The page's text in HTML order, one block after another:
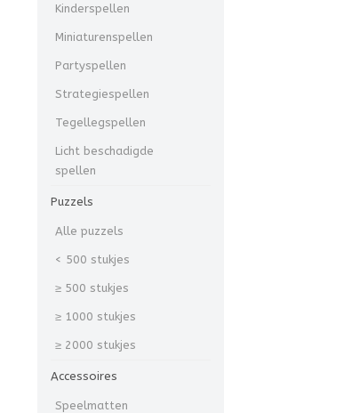
Kinderspellen
Miniaturenspellen
Partyspellen
Strategiespellen
Tegellegspellen
Licht beschadigde
spellen
Puzzels
Alle puzzels
< 500 stukjes
≥ 500 stukjes
≥ 1000 stukjes
≥ 2000 stukjes
Accessoires
Speelmatten